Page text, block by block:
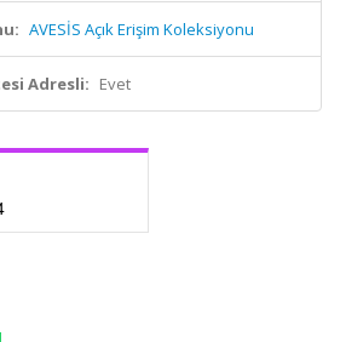
AVESİS Açık Erişim Koleksiyonu
Adresli: Evet